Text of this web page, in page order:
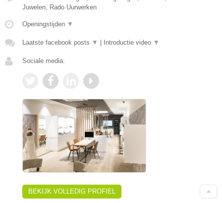
Juwelen, Rado Uurwerken
Openingstijden ▼
Laatste facebook posts ▼ Introductie video ▼
Sociale media:
BEKIJK VOLLEDIG PROFIEL